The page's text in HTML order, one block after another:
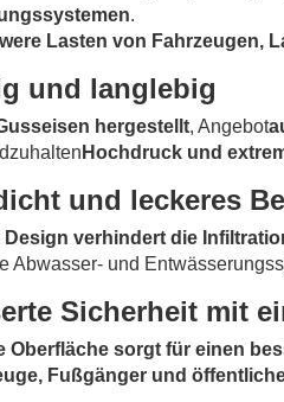
.
Lasten von Fahrzeugen,
und langlebig
hergestellt, Angebot
Hochdruck und
und leckeres
Design verhindert die
Abwasser- und
Sicherheit mit
Oberfläche sorgt für einen
Fußgänger und